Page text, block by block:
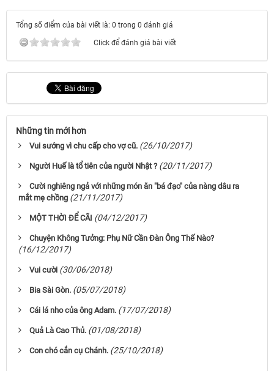
Tổng số điểm của bài viết là: 0 trong 0 đánh giá
Click để đánh giá bài viết
Những tin mới hơn
Vui sướng vì chu cấp cho vợ cũ. (26/10/2017)
Người Huế là tổ tiên của người Nhật ? (20/11/2017)
Cười nghiêng ngả với những món ăn "bá đạo" của nàng dâu ra
mắt mẹ chồng (21/11/2017)
MỘT THỜI ĐỂ CÃI (04/12/2017)
Chuyện Không Tưởng: Phụ Nữ Cần Đàn Ông Thế Nào?
(16/12/2017)
Vui cười (30/06/2018)
Bia Sài Gòn. (05/07/2018)
Cái lá nho của ông Adam. (17/07/2018)
Quả Là Cao Thủ. (01/08/2018)
Con chó cắn cụ Chánh. (25/10/2018)